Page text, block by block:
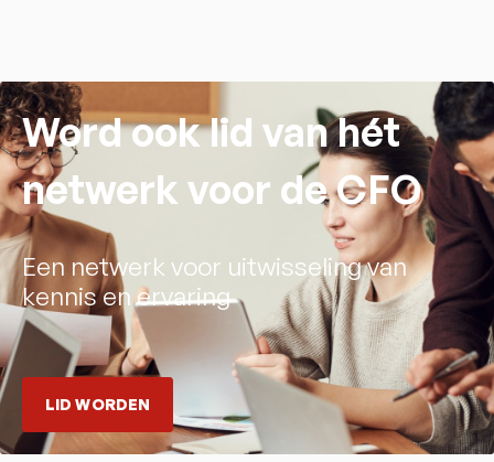
Word ook lid van hét
netwerk voor de CFO
Een netwerk voor uitwisseling van
kennis en ervaring
LID WORDEN